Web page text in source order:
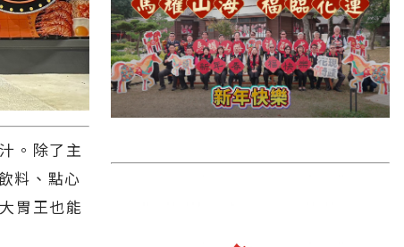
香港
台東市
雲林縣
長濱鄉
台東市
。除了主
料、點心
胃王也能